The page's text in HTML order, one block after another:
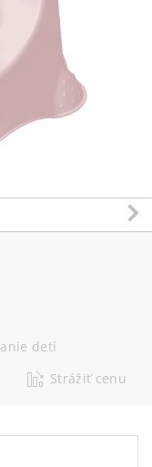
detí
Strážiť cenu